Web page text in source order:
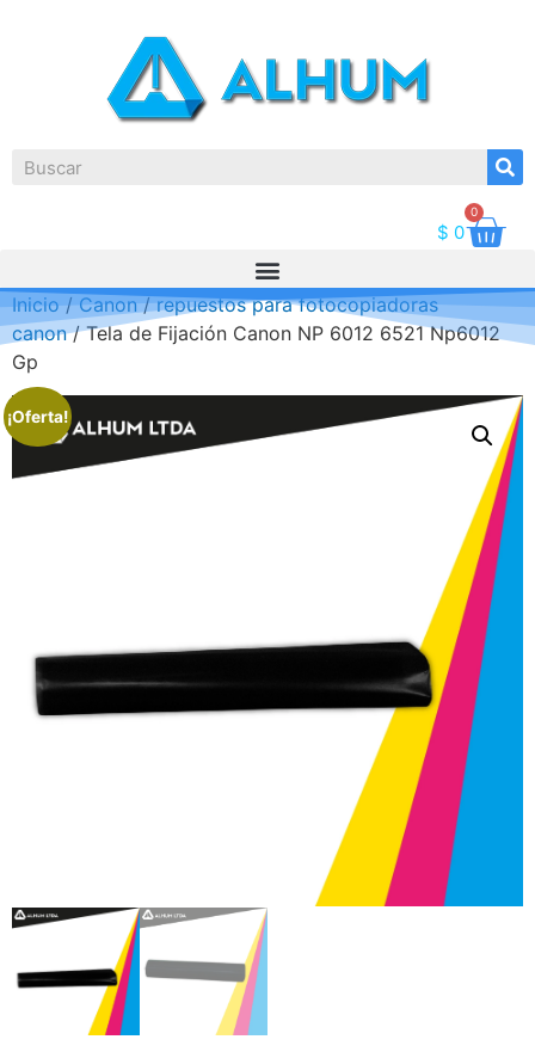
$ 0
0
Inicio/Canon/repuestos para fotocopiadoras
canon/ Tela de Fijación Canon NP 6012 6521 Np6012
Gp
¡Oferta!